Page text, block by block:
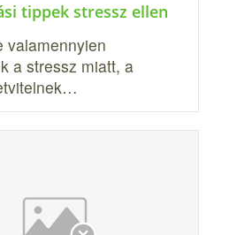
tippek stressz ellen
valamennyien
a stressz miatt, a